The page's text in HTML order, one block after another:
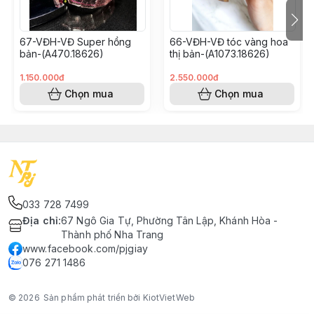
67-VĐH-VĐ Super hồng
bản-(A470.18626)
1.150.000đ
Chọn mua
66-VĐH-VĐ tóc vàng hoa
thị bản-(A1073.18626)
2.550.000đ
Chọn mua
033 728 7499
Địa chỉ:67 Ngô Gia Tự, Phường Tân Lập, Khánh Hòa -
Thành phố Nha Trang
www.facebook.com/pjgiay
076 271 1486
© 2026 Sản phẩm phát triển bởi KiotVietWeb